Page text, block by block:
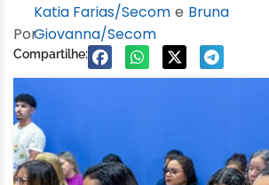
Por
Katia Farias/Secom e Bruna
Giovanna/Secom
Compartilhe: